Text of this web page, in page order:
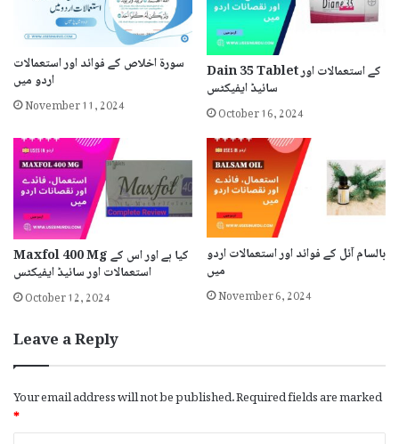
سورة اخلاص کے فوائد اور استعمالات
اردو میں
November 11, 2024
Dain 35 Tablet کے استعمالات اور
سائیڈ ایفیکٹس
October 16, 2024
Maxfol 400 Mg کیا ہے اور اس کے
استعمالات اور سائیڈ ایفیکٹس
October 12, 2024
بالسام آئل کے فوائد اور استعمالات اردو
میں
November 6, 2024
Leave a Reply
Your email address will not be published.Required fields are marked
*